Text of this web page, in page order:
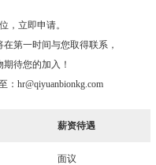
，立即申请。
第一时间与您取得联系，
待您的加入！
：hr@qiyuanbionkg.com
薪资待遇
面议